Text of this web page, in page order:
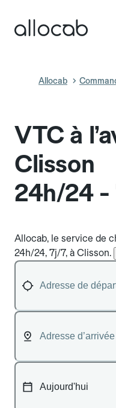
Allocab
VTC à
Clisson
24h/24 -
Allocab, le service de
24h/24, 7j/7, à Clisson.